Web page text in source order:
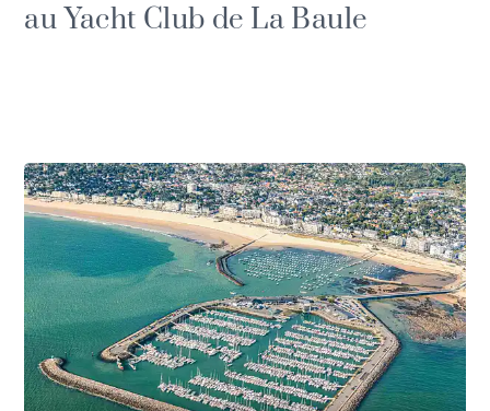
au Yacht Club de La Baule